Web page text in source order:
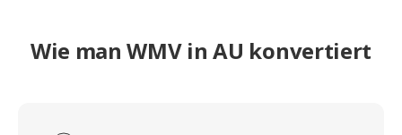
Wie man WMV in AU konvertiert